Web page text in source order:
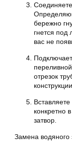
бережно
гнется под
вас не
отрезок
конструкции.
конкретно
затвор.
Замена водяного